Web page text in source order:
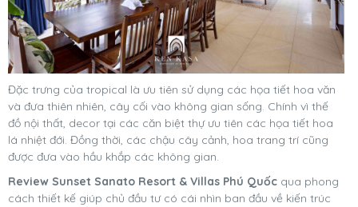
Đặc trưng của tropical là ưu tiên sử dụng các họa tiết hoa văn
và đưa thiên nhiên, cây cối vào không gian sống. Chính vì thế
đồ nội thất, decor tại các căn biệt thự ưu tiên các họa tiết hoa
lá nhiệt đới. Đồng thời, các chậu cây cảnh, hoa trang trí cũng
được đưa vào hầu khắp các không gian.
Review Sunset Sanato Resort & Villas Phú Quốc qua phong
cách thiết kế giúp chủ đầu tư có cái nhìn ban đầu về kiến trúc